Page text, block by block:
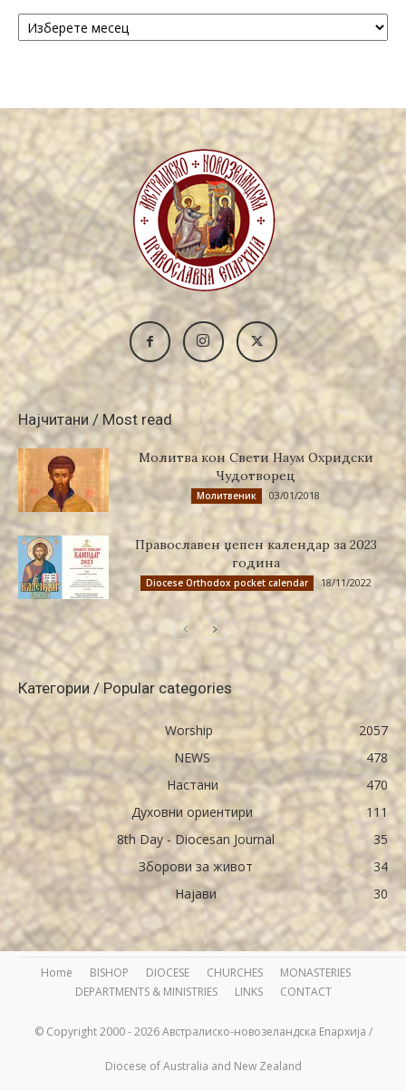
Архива
Најчитани / Most read
Молитва кон Свети Наум Охридски
Чудотворец
Молитвеник 03/01/2018
Православен џепен календар за 2023
година
Diocese Orthodox pocket calendar 18/11/2022
Категории / Popular categories
Worship
2057
NEWS
478
Настани
470
Духовни ориентири
111
8th Day - Diocesan Journal
35
Зборови за живот
34
Најави
30
Home BISHOP DIOCESE CHURCHES
MONASTERIES
DEPARTMENTS & MINISTRIES
LINKS CONTACT
© Copyright 2000 - 2026 Австралиско-новозеландска Епархија /
Diocese of Australia and New Zealand